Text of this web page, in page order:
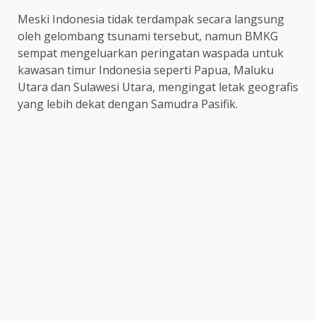
Meski Indonesia tidak terdampak secara langsung
oleh gelombang tsunami tersebut, namun BMKG
sempat mengeluarkan peringatan waspada untuk
kawasan timur Indonesia seperti Papua, Maluku
Utara dan Sulawesi Utara, mengingat letak geografis
yang lebih dekat dengan Samudra Pasifik.